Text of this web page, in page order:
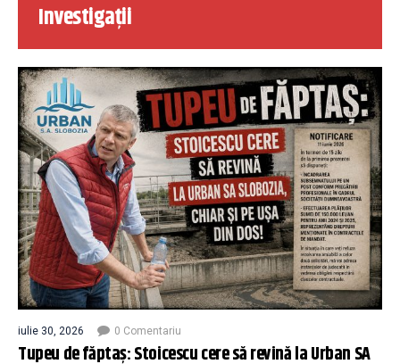
Investigații
iulie 30, 2026 0 Comentariu
Tupeu de făptaș: Stoicescu cere să revină la Urban SA